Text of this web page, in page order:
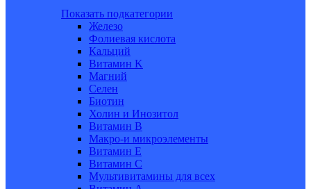
Показать подкатегории
Железо
Фолиевая кислота
Кальций
Витамин K
Магний
Селен
Биотин
Холин и Инозитол
Витамин B
Макро-и микроэлементы
Витамин Е
Витамин С
Мультивитамины для всех